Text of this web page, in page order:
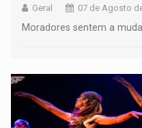
Geral 07 de Agosto
Moradores sentem a